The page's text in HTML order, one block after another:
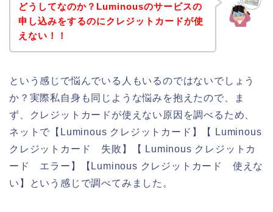
どうしてなのか？Luminousのサービスの
申し込みをするのにクレジットカードが使
えない！！
という感じで悩んでいる人もいるのではないでしょう
か？実際私自身も同じような悩みを抱えたので、ま
ず、クレジットカードが使えない原因を調べるため、
ネットで【Luminous クレジットカード】【 Luminous
クレジットカード 失敗】【 Luminous クレジットカ
ード エラー】【Luminous クレジットカード 使えな
い】という感じで調べてみました。